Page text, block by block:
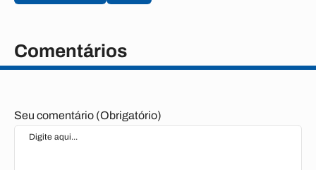
Comentários
Seu comentário (Obrigatório)